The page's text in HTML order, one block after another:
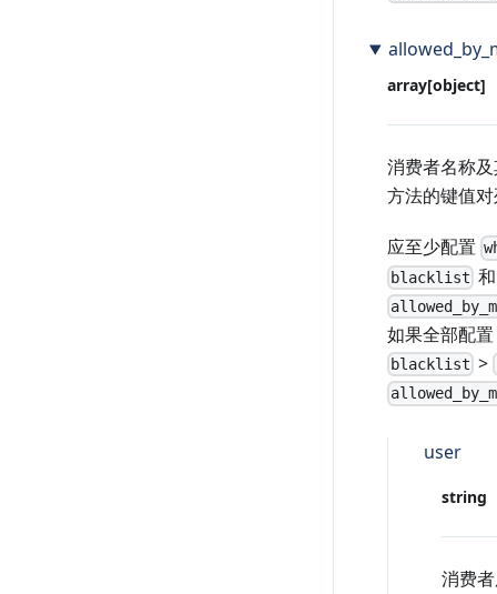
array[object]
消费者名称
方法的键值
应至少配置
blacklist 和
如果全部配
blacklist >
user
string
消费